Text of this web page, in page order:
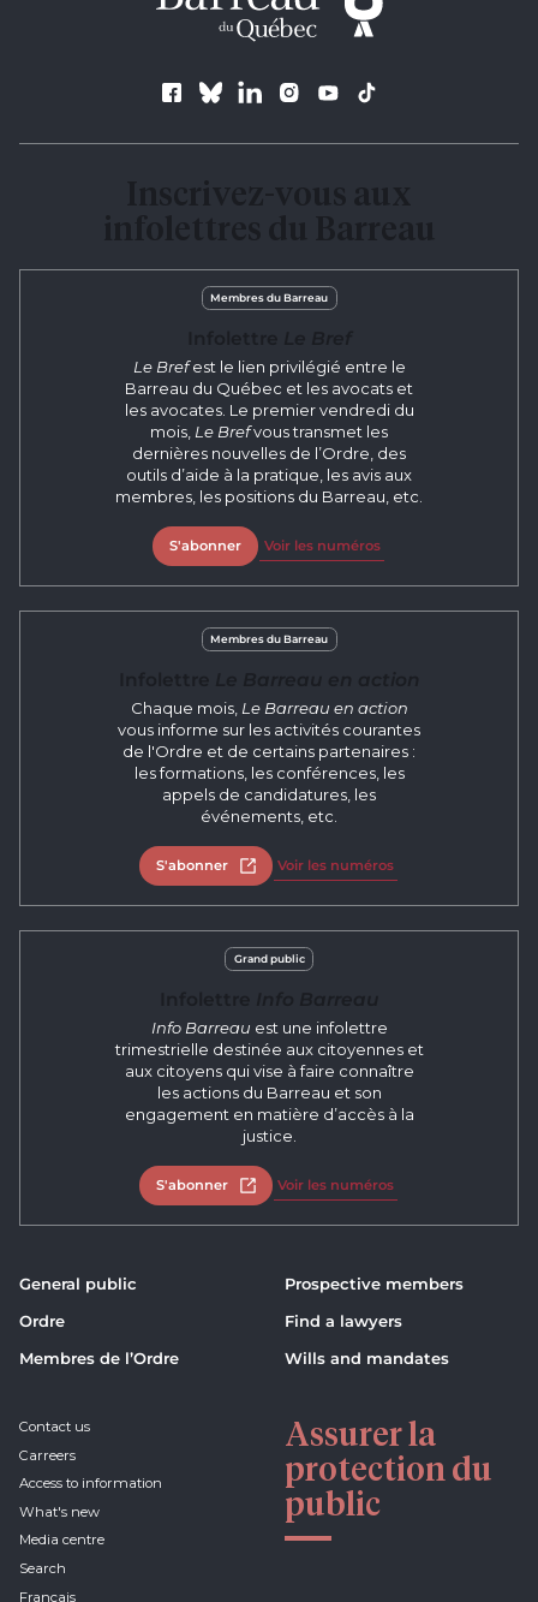
Follow us
Membres du Barreau
Le Brefest le lien privilégié entre le
Barreau du Québec et les avocats et
les avocates. Le premier vendredi du
mois, Le Brefvous transmet les
dernières nouvelles de l’Ordre, des
outils d’aide à la pratique, les avis aux
membres, les positions du Barreau, etc.
S'abonner Voir les numéros
Membres du Barreau
Chaque mois, Le Barreau en action
vous informe sur les activités courantes
de l'Ordre et de certains partenaires :
les formations, les conférences, les
appels de candidatures, les
événements, etc.
S'abonner Open in new tab
Voir les numéros
Grand public
Info Barreau est une infolettre
trimestrielle destinée aux citoyennes et
aux citoyens qui vise à faire connaître
les actions du Barreau et son
engagement en matière d’accès à la
justice.
S'abonner Open in new tab
Voir les numéros
General public
Ordre
Membres de l’Ordre
Prospective members
Find a lawyers
Wills and mandates
Contact us
Carreers
Access to information
What's new
Media centre
Search
Français
Assurer la
protection du
public